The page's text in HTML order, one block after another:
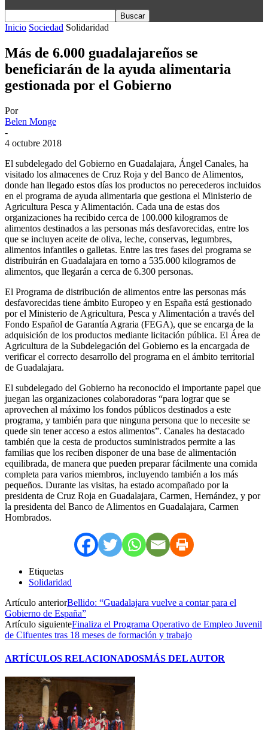
Inicio Sociedad Solidaridad
Más de 6.000 guadalajareños se
beneficiarán de la ayuda alimentaria
gestionada por el Gobierno
Por
Belen Monge
-
4 octubre 2018
El subdelegado del Gobierno en Guadalajara, Ángel Canales, ha
visitado los almacenes de Cruz Roja y del Banco de Alimentos,
donde han llegado estos días los productos no perecederos incluidos
en el programa de ayuda alimentaria que gestiona el Ministerio de
Agricultura Pesca y Alimentación. Cada una de estas dos
organizaciones ha recibido cerca de 100.000 kilogramos de
alimentos destinados a las personas más desfavorecidas, entre los
que se incluyen aceite de oliva, leche, conservas, legumbres,
alimentos infantiles o galletas. Entre las tres fases del programa se
distribuirán en Guadalajara en torno a 535.000 kilogramos de
alimentos, que llegarán a cerca de 6.300 personas.
El Programa de distribución de alimentos entre las personas más
desfavorecidas tiene ámbito Europeo y en España está gestionado
por el Ministerio de Agricultura, Pesca y Alimentación a través del
Fondo Español de Garantía Agraria (FEGA), que se encarga de la
adquisición de los productos mediante licitación pública. El Área de
Agricultura de la Subdelegación del Gobierno es la encargada de
verificar el correcto desarrollo del programa en el ámbito territorial
de Guadalajara.
El subdelegado del Gobierno ha reconocido el importante papel que
juegan las organizaciones colaboradoras “para lograr que se
aprovechen al máximo los fondos públicos destinados a este
programa, y también para que ninguna persona que lo necesite se
quede sin tener acceso a estos alimentos”. Canales ha destacado
también que la cesta de productos suministrados permite a las
familias que los reciben disponer de una base de alimentación
equilibrada, de manera que pueden preparar fácilmente una comida
completa para varios miembros, incluyendo también a los más
pequeños. Durante las visitas, ha estado acompañado por la
presidenta de Cruz Roja en Guadalajara, Carmen, Hernández, y por
la presidenta del Banco de Alimentos en Guadalajara, Carmen
Hombrados.
Etiquetas
Solidaridad
Artículo anteriorBellido: “Guadalajara vuelve a contar para el
Gobierno de España”
Artículo siguienteFinaliza el Programa Operativo de Empleo Juvenil
de Cifuentes tras 18 meses de formación y trabajo
ARTÍCULOS RELACIONADOSMÁS DEL AUTOR